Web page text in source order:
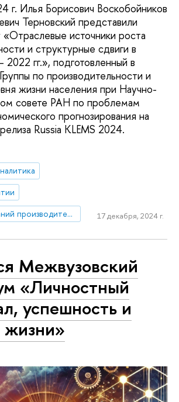
г. Илья Борисович Воскобойников
Терновский представили
источники роста
и структурные сдвиги в
гг.», подготовленный в
по производительности и
жизни населения при Научно-
совете РАН по проблемам
прогнозирования на
Russia KLEMS 2024.
Центр исследований производительности
17 декабря, 2024 г.
Межвузовский
«Личностный
успешность и
жизни»